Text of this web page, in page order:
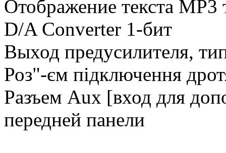
Отображение текста MP3
D/A Converter 1-бит
Выход предусилителя,
Роз"-єм підключення
Разъем Aux [вход для
передней панели